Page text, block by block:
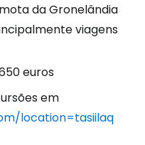
da Gronelândia
viagens
euros
em
location=tasiilaq